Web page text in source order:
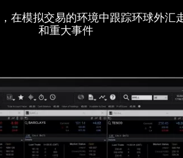
在模拟交易的环境中跟踪环球外汇
和重大事件